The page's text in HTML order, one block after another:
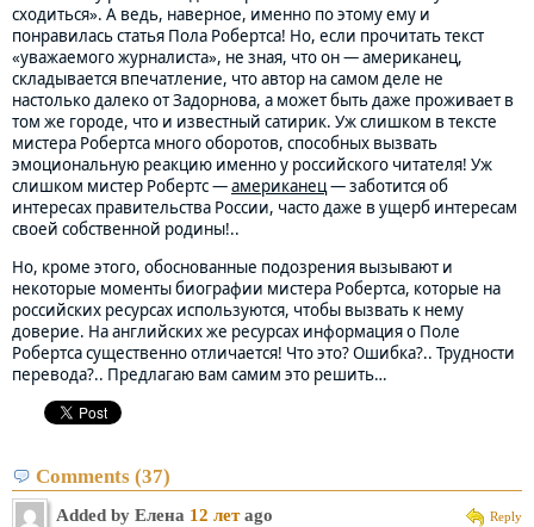
сходиться». А ведь, наверное, именно по этому ему и
понравилась статья Пола Робертса! Но, если прочитать текст
«уважаемого журналиста», не зная, что он — американец,
складывается впечатление, что автор на самом деле не
настолько далеко от Задорнова, а может быть даже проживает в
том же городе, что и известный сатирик. Уж слишком в тексте
мистера Робертса много оборотов, способных вызвать
эмоциональную реакцию именно у российского читателя! Уж
слишком мистер Робертс —американец— заботится об
интересах правительства России, часто даже в ущерб интересам
своей собственной родины!..
Но, кроме этого, обоснованные подозрения вызывают и
некоторые моменты биографии мистера Робертса, которые на
российских ресурсах используются, чтобы вызвать к нему
доверие. На английских же ресурсах информация о Поле
Робертса существенно отличается! Что это? Ошибка?.. Трудности
перевода?.. Предлагаю вам самим это решить…
Comments (37)
Reply
Added by Елена 12 летago